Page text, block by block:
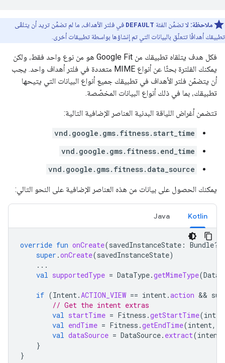
ملاحظة: لا تضمِّن الفئة DEFAULT في فلتر الأهداف، ما لم تضمِّن تريد أن يتلقّى
تطبيقك أهدافًا تتعلّق بالبيانات التي تم إنشاؤها بواسطة تطبيقات أخرى.
فكل هدف يتلقاه تطبيقك من Google Fit هو من نوع واحد فقط، ولكن
يمكنك الفلترة بحثًا عن أنواع MIME متعددة في فلتر أهداف واحد. يجب
أن يتضمّن فلتر الأهداف في تطبيقك جميع أنواع البيانات التي يتيحها
تطبيقك، بما في ذلك أنواع البيانات المخصّصة.
تتضمن أغراض اللياقة البدنية العناصر الإضافية التالية:
vnd.google.gms.fitness.start_time
vnd.google.gms.fitness.end_time
vnd.google.gms.fitness.data_source
يمكنك الحصول على بيانات من هذه العناصر الإضافية على النحو التالي:
Kotlin
Java
override fun onCreate(savedInstanceState : Bundle?)
super .onCreate(savedInstanceState)
...
val supportedType = DataType.getMimeType(
if (Intent.ACTION_VIEW == intent.action &&
// Get the intent extras
val startTime = Fitness .getStartTime(
val endTime = Fitness .getEndTime(intent,
val dataSource = DataSource. extract(intent
}
}